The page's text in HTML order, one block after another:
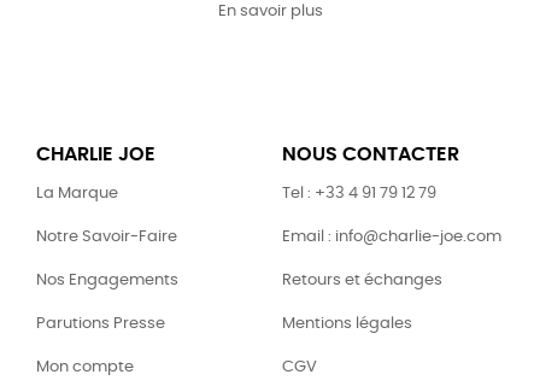
En savoir plus
CHARLIE JOE
La Marque
Notre Savoir-Faire
Nos Engagements
Parutions Presse
Mon compte
NOUS CONTACTER
Tel : +33 4 91 79 12 79
Email : info@charlie-joe.com
Retours et échanges
Mentions légales
CGV